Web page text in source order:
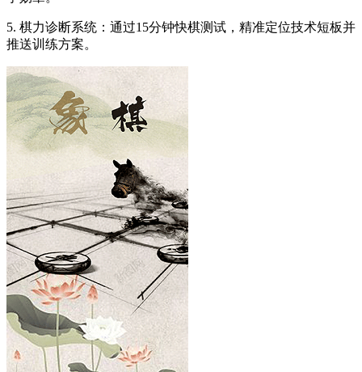
5. 棋力诊断系统：通过15分钟快棋测试，精准定位技术短板并
推送训练方案。